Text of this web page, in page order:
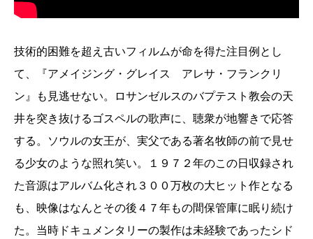
技術的困難を超え古いフィルムが命を得た注目例とし
て、『アメイジング・グレイス アレサ・フランクリ
ン』も見逃せない。ロサンゼルスのバプテスト教会の天
井を突き抜けるゴスペルの歌声に、聴衆が地響きで応答
する。ソウルの女王が、実父である著名牧師の前で見せ
る少女のような照れ笑い。１９７２年のこの日収録され
た音源はアルバム化され３００万枚の大ヒット作となる
も、映像はなんとその後４７年もの間保管庫に眠り続け
た。当時ドキュメンタリーの製作は未経験であったシド